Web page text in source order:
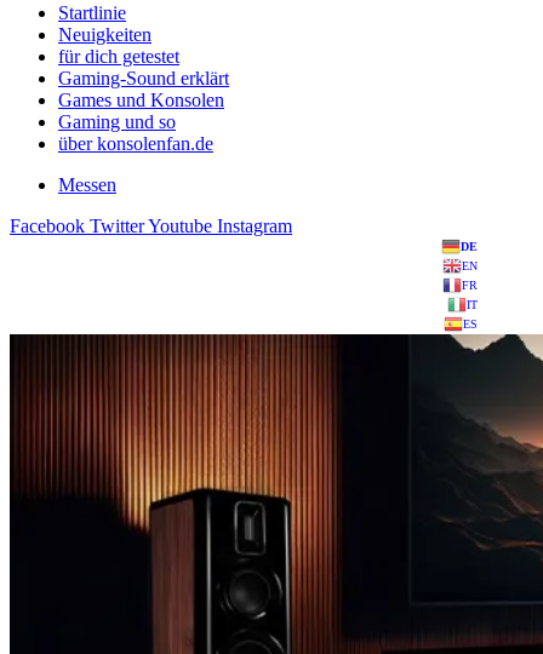
Startlinie
Neuigkeiten
für dich getestet
Gaming-Sound erklärt
Games und Konsolen
Gaming und so
über konsolenfan.de
Messen
Facebook TwitterYoutube Instagram
DE
EN
FR
IT
ES